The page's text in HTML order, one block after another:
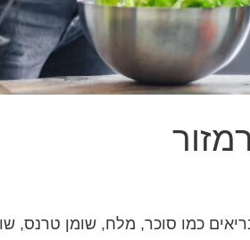
כמו סוכר, מלח, שומן טרנס,